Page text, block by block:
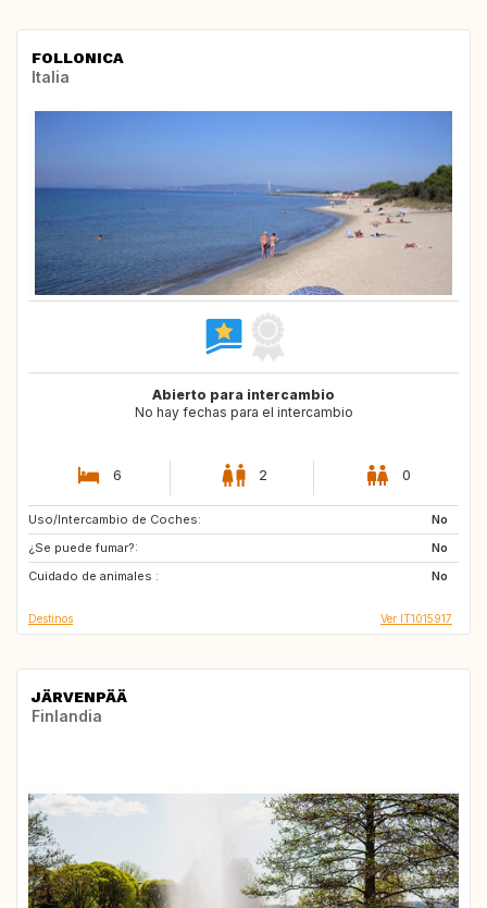
FOLLONICA
Italia
Abierto para intercambio
No hay fechas para el intercambio
6 2 0
Uso/Intercambio de Coches:
No
¿Se puede fumar?:
No
Cuidado de animales :
No
CA
US
Destinos Ver IT1015917
JÄRVENPÄÄ
Finlandia